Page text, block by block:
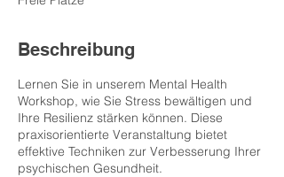
Beschreibung
Lernen Sie in unserem Mental Health
Workshop, wie Sie Stress bewältigen und
Ihre Resilienz stärken können. Diese
praxisorientierte Veranstaltung bietet
effektive Techniken zur Verbesserung Ihrer
psychischen Gesundheit.